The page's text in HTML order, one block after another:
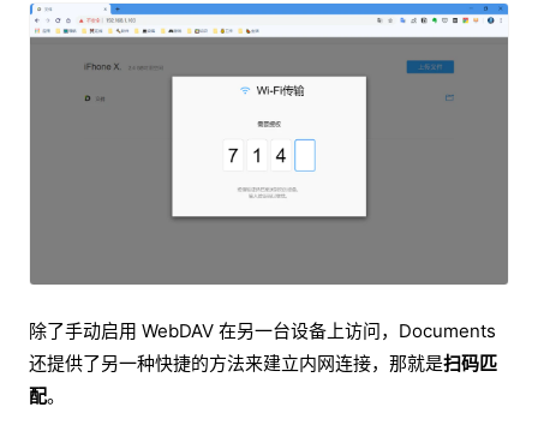
除了手动启用 WebDAV 在另一台设备上访问，Documents
还提供了另一种快捷的方法来建立内网连接，那就是扫码匹
配。